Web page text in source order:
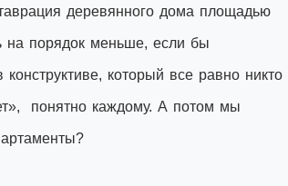
деревянного дома площадью
порядок меньше, если бы
который все равно никто
понятно каждому. А потом мы